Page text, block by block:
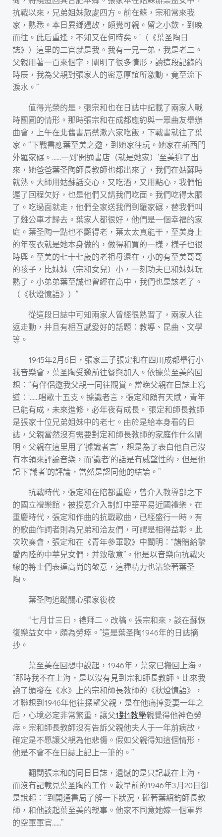
抗戰以來，兄弟姐妹散處四方。前在蘇，宗和常來我
家，熟悉。本日異鄉遇故，頗覺可親。留之小飲，到晚
而往。此后重逢，不知又在何時矣。’（《葉圣陶日
誌》）這里的二官就是我。我有一兄一弟，我是老二。
父親用著一百來個字，闡明了很多情形，讀這段記錄的
時辰，我為父親對張家人的密意厚誼所激動，竟至流下
淚水。”
值得光榮的是，張宗和也在日誌中記載了兩家人戰
時團圓的情形。那時張宗和在成都應約與一眾曲友舉辦
曲會，上午在北舊書局蔡漱六家吃飯，下戰書就往了葉
家。“下戰書應葉至美之邀，到她家往玩。她家在新西門
外羅家碾。……一到‘開通書店（就是她家）’至美迎了出
來，她爸爸葉圣陶師長教師也都出來了，我們在姑蘇時
就熟。大師用姑蘇話交心，又吃酒，又用點心，我們怕
遲了回程欠好，也是他們又請我們吃面。我們吃得太脹
了。吃過面就走，他們全家送我們到羅家碾，替我們叫
了雞公車才歸去。葉家人都很好，他們是一個幸福的家
庭。葉圣陶一點也不顯得老，葉太太真能干，至美身上
的年夜衣就是她本身做的，做得和買的一樣，樣子也很
時興。至美的七十七歲的老祖母還在，小的有至美哥哥
的孩子，比妹妹（宗和女兒）小，一刻功夫已和妹妹玩
熟了。小弟弟葉至誠也曾經在高中，我們也是該老了。
（《秋燈憶語》）”
從這段日誌中可知兩家人曾經很熟習了，兩家人往
返走動，并且有相互感愛好的話題：教導、昆曲、文學
等。
1945年2月6日，張家三子張定和在四川成都舉行小
我音樂會，葉圣陶受邀前往餐與加入。依據葉至美的回
想：“有伴侶邀我父親一同往觀賞。當晚父親在日誌上寫
道：‘……唱歌十五支。據識者言，張定和頗有天賦，青年
已能有成，未來進修，必年夜有成長。’張定和師長教師
是張家十位兄弟姐妹中的老七。由於是給本身看的日
誌，父親當然沒有需要對定和師長教師的家庭作什么闡
明。父親在這里用了‘據識者言’，想是為了表白他自己沒
有本領來評論音樂，而‘識者’的話是有威望性的，但是他
記下‘識者’的評論，當然是認同他的結論。”
抗戰時代，張定和在陪都重慶，曾介入教導部之下
的國立禮樂館，被授意介入制訂中華平易近國禮樂，在
重慶時代，張定和作曲的抗戰歌曲，已經盛行一時。有
的歌曲作詞者則為兄弟和洽友們，可謂是相得益彰。此
次吹奏會，張定和在《青年參軍歌》中闡明：“譜贈給摯
愛內陸的中華兒女們，并致敬意”。他是以音樂向抗戰火
線的將士們表達高尚的敬意，這種精力也沾染著葉圣
陶。
葉圣陶追蹤關心張家復校
“七月廿三日，禮拜二。改稿。張宗和來，談在蘇恢
復樂益女中，頗為勞瘁。”這是葉圣陶1946年的日誌摘
抄。
葉至美在回想中說起，1946年，葉家已搬回上海。
“那時我不在上海，是以沒有見到宗和師長教師。比來我
讀了頒發在《水》上的宗和師長教師的《秋燈憶語》，
才聯想到1946年他往探望父親，是在他痛掉愛妻一年之
后，心境必定非常繁重，讓父1對1教學親覺得他神色勞
瘁。宗和師長教師沒有告訴父親他夫人于一年前病故，
確定是不愿讓父親為他悲傷。假如父親得知這個情形，
他是不會不在日誌上記上一筆的。”
翻閱張宗和的同日日誌，遺憾的是只記載在上海，
而沒有記載見葉圣陶的工作。較早前的1946年3月20日卻
是說起：“到開通書局了解一下狀況，碰著葉紹鈞師長教
師，和他談起葉至美的親事。他家不同意她嫁一個軍界
的空軍軍官……”